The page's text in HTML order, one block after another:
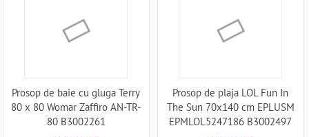
Prosop de baie cu gluga Terry
80 x 80 Womar Zaffiro AN-TR-
80 B3002261
Prosop de plaja LOL Fun In
The Sun 70x140 cm EPLUSM
EPMLOL5247186 B3002497